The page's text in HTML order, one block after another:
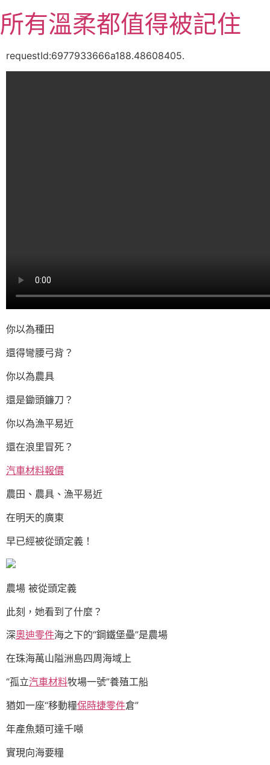
至
主所有溫柔都值得被記住
requestId:6977933666a188.48608405.
你以為種田
還得彎腰弓背？
你以為農具
還是鋤頭鐮刀？
你以為漁平易近
還在浪里冒死？
汽車材料報價
農田、農具、漁平易近
在明天的廣東
早已經被從頭定義！
農場 被從頭定義
此刻，她看到了什麼？
深奧迪零件海之下的“鋼鐵堡壘”是農場
在珠海萬山隘洲島四周海域上
“孤立汽車材料牧場一號”養殖工船
猶如一座“移動糧保時捷零件倉”
年產魚類可達千噸
實現向海要糧